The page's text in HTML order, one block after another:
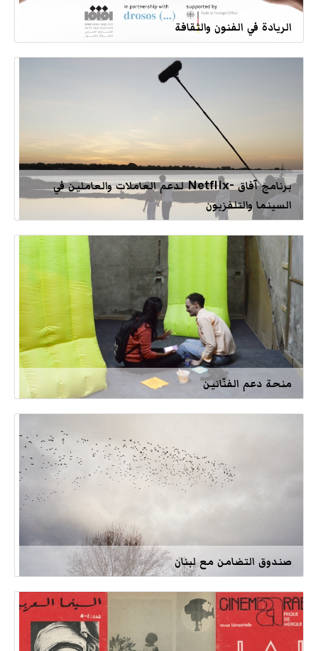
الريادة في الفنون والثقافة
برنامج آفاق -Netflix لدعم العاملات والعاملين في
السينما والتلفزيون
منحة دعم الفنّانين
صندوق التضامن مع لبنان